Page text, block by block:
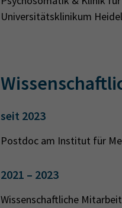
Universitätsklinikum
seit 2023
Postdoc am Institut für
2021 – 2023
Wissenschaftliche